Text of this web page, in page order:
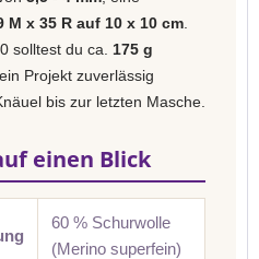
M x 35 R auf 10 x 10 cm
solltest du ca. 175 g
Projekt zuverlässig
bis zur letzten Masche.
einen Blick
60 % Schurwolle
(Merino superfein)